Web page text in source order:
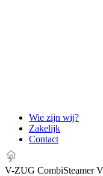
Wie zijn wij?
Zakelijk
Contact
V-ZUG CombiSteamer